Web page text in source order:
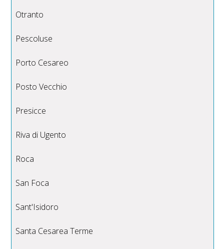
Otranto
Pescoluse
Porto Cesareo
Posto Vecchio
Presicce
Riva di Ugento
Roca
San Foca
Sant'Isidoro
Santa Cesarea Terme